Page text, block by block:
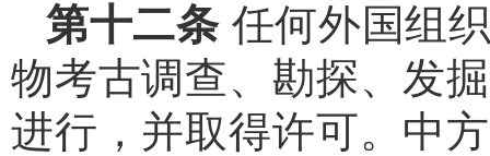
第十二条 任何外国组
物考古调查、勘探、发
进行，并取得许可。中